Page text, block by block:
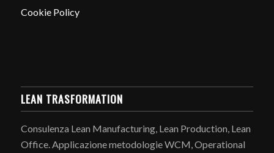
Cookie Policy
LEAN TRASFORMATION
Consulenza Lean Manufacturing, Lean Production, Lean
Office. Applicazione metodologie WCM, Operational